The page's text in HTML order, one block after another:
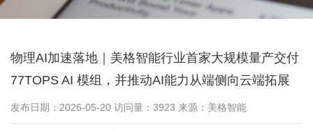
物理AI加速落地｜美格智能行业首家大规模量产交付
77TOPS AI 模组，并推动AI能力从端侧向云端拓展
发布日期：2026-05-20 访问量：3923 来源：美格智能